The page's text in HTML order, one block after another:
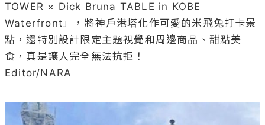
TOWER × Dick Bruna TABLE in KOBE
Waterfront」，將神戶港塔化作可愛的米飛兔打卡景
點，還特別設計限定主題視覺和周邊商品、甜點美
食，真是讓人完全無法抗拒！
Editor/NARA